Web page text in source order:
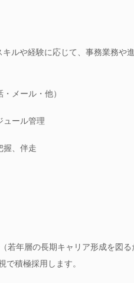
ルや経験に応じて、事務業務や
メール・他）
ュール管理
握、伴走
若年層の長期キャリア形成を図
で積極採用します。